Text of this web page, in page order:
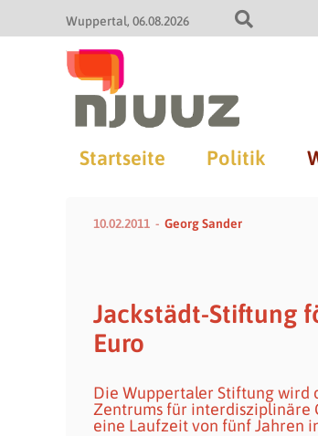
Wuppertal 06.08.2026
Startseite Politik
10.02.2011 Georg Sander
Jackstädt-Stiftung
Euro
Die Wuppertaler Stiftung wird
Zentrums für interdisziplinäre
eine Laufzeit von fünf Jahren